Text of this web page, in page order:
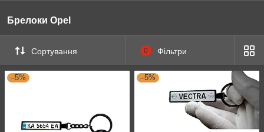
Брелоки Opel
Сортування 0 Фільтри
–5% –5%